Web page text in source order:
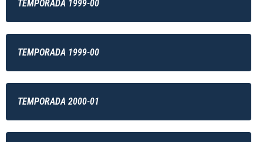
TEMPORADA 1999-00
TEMPORADA 1999-00
TEMPORADA 2000-01